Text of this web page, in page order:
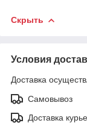
Скрыть
Условия
Доставка
Самовывоз
Доставка